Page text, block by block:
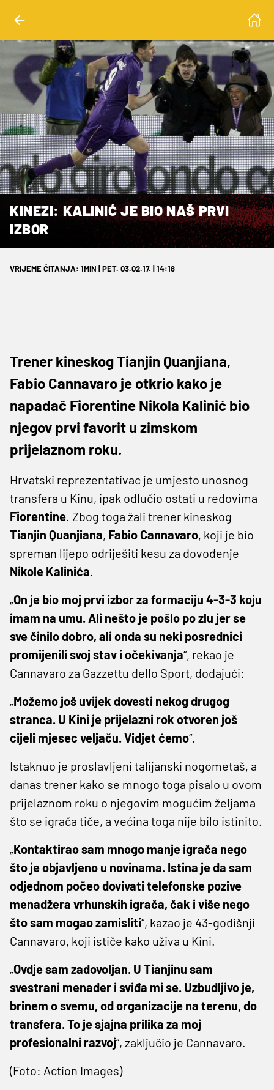
KINEZI: KALINIĆ JE BIO NAŠ PRVI
IZBOR
VRIJEME ČITANJA: 1MIN | PET. 03.02.17. | 14:18
Trener kineskog Tianjin Quanjiana,
Fabio Cannavaro je otkrio kako je
napadač Fiorentine Nikola Kalinić bio
njegov prvi favorit u zimskom
prijelaznom roku.
Hrvatski reprezentativac je umjesto unosnog
transfera u Kinu, ipak odlučio ostati u redovima
Fiorentine. Zbog toga žali trener kineskog
Tianjin Quanjiana, Fabio Cannavaro, koji je bio
spreman lijepo odriješiti kesu za dovođenje
Nikole Kalinića.
„On je bio moj prvi izbor za formaciju 4-3-3 koju
imam na umu. Ali nešto je pošlo po zlu jer se
sve činilo dobro, ali onda su neki posrednici
promijenili svoj stav i očekivanja“, rekao je
Cannavaro za Gazzettu dello Sport, dodajući:
„Možemo još uvijek dovesti nekog drugog
stranca. U Kini je prijelazni rok otvoren još
cijeli mjesec veljaču. Vidjet ćemo“.
Istaknuo je proslavljeni talijanski nogometaš, a
danas trener kako se mnogo toga pisalo u ovom
prijelaznom roku o njegovim mogućim željama
što se igrača tiče, a većina toga nije bilo istinito.
„Kontaktirao sam mnogo manje igrača nego
što je objavljeno u novinama. Istina je da sam
odjednom počeo dovivati telefonske pozive
menadžera vrhunskih igrača, čak i više nego
što sam mogao zamisliti“, kazao je 43-godišnji
Cannavaro, koji ističe kako uživa u Kini.
„Ovdje sam zadovoljan. U Tianjinu sam
svestrani menader i sviđa mi se. Uzbudljivo je,
brinem o svemu, od organizacije na terenu, do
transfera. To je sjajna prilika za moj
profesionalni razvoj“, zaključio je Cannavaro.
(Foto: Action Images)